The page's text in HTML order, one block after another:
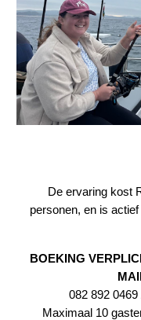
De ervaring kost
personen, en is
BOEKING
082 892
Maximaal 10